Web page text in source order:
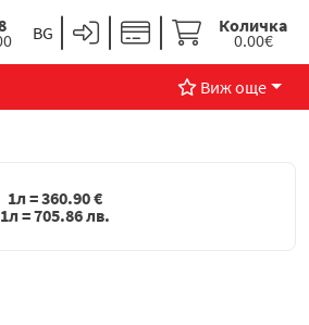
Количка
0.00€
Виж още
1л =360.90€
1л =705.86лв.